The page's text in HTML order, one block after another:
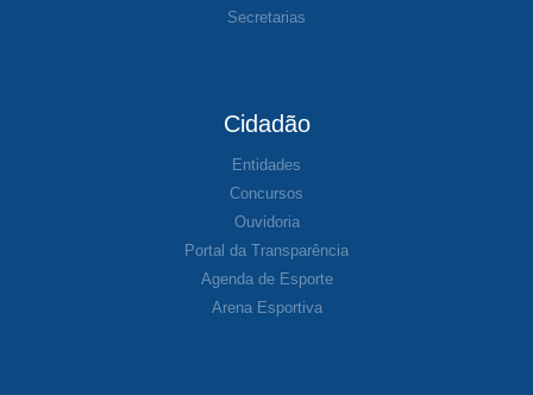
Secretarias
Cidadão
Entidades
Concursos
Ouvidoria
Portal da Transparência
Agenda de Esporte
Arena Esportiva